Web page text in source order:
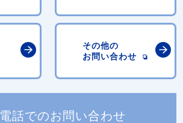
その他の
お問い合わせ
電話でのお問い合わせ